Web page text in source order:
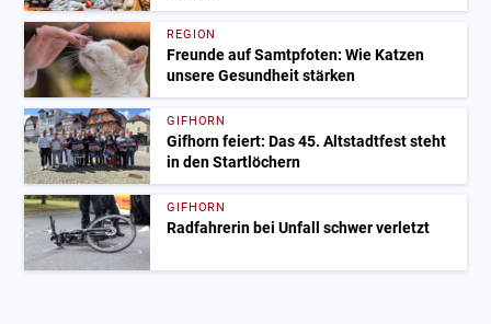
REGION
Freunde auf Samtpfoten: Wie Katzen
unsere Gesundheit stärken
GIFHORN
Gifhorn feiert: Das 45. Altstadtfest steht
in den Startlöchern
GIFHORN
Radfahrerin bei Unfall schwer verletzt